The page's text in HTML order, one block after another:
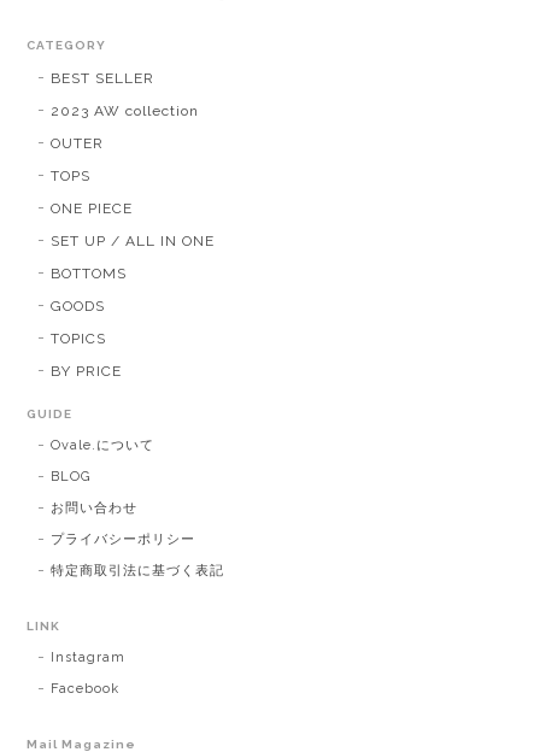
CATEGORY
BEST SELLER
2023 AW collection
OUTER
TOPS
ONE PIECE
SET UP / ALL IN ONE
BOTTOMS
GOODS
TOPICS
BY PRICE
GUIDE
Ovale.について
BLOG
お問い合わせ
プライバシーポリシー
特定商取引法に基づく表記
LINK
Instagram
Facebook
Mail Magazine